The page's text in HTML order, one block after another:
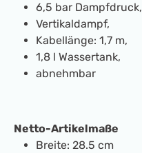
6,5 bar Dampfdruck,
Vertikaldampf,
Kabellänge: 1,7 m,
1,8 l Wassertank,
abnehmbar
Netto-Artikelmaße
Breite: 28.5 cm